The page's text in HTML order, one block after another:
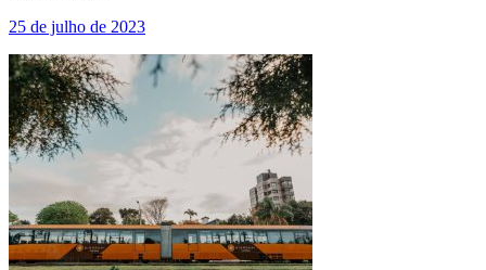
25 de julho de 2023